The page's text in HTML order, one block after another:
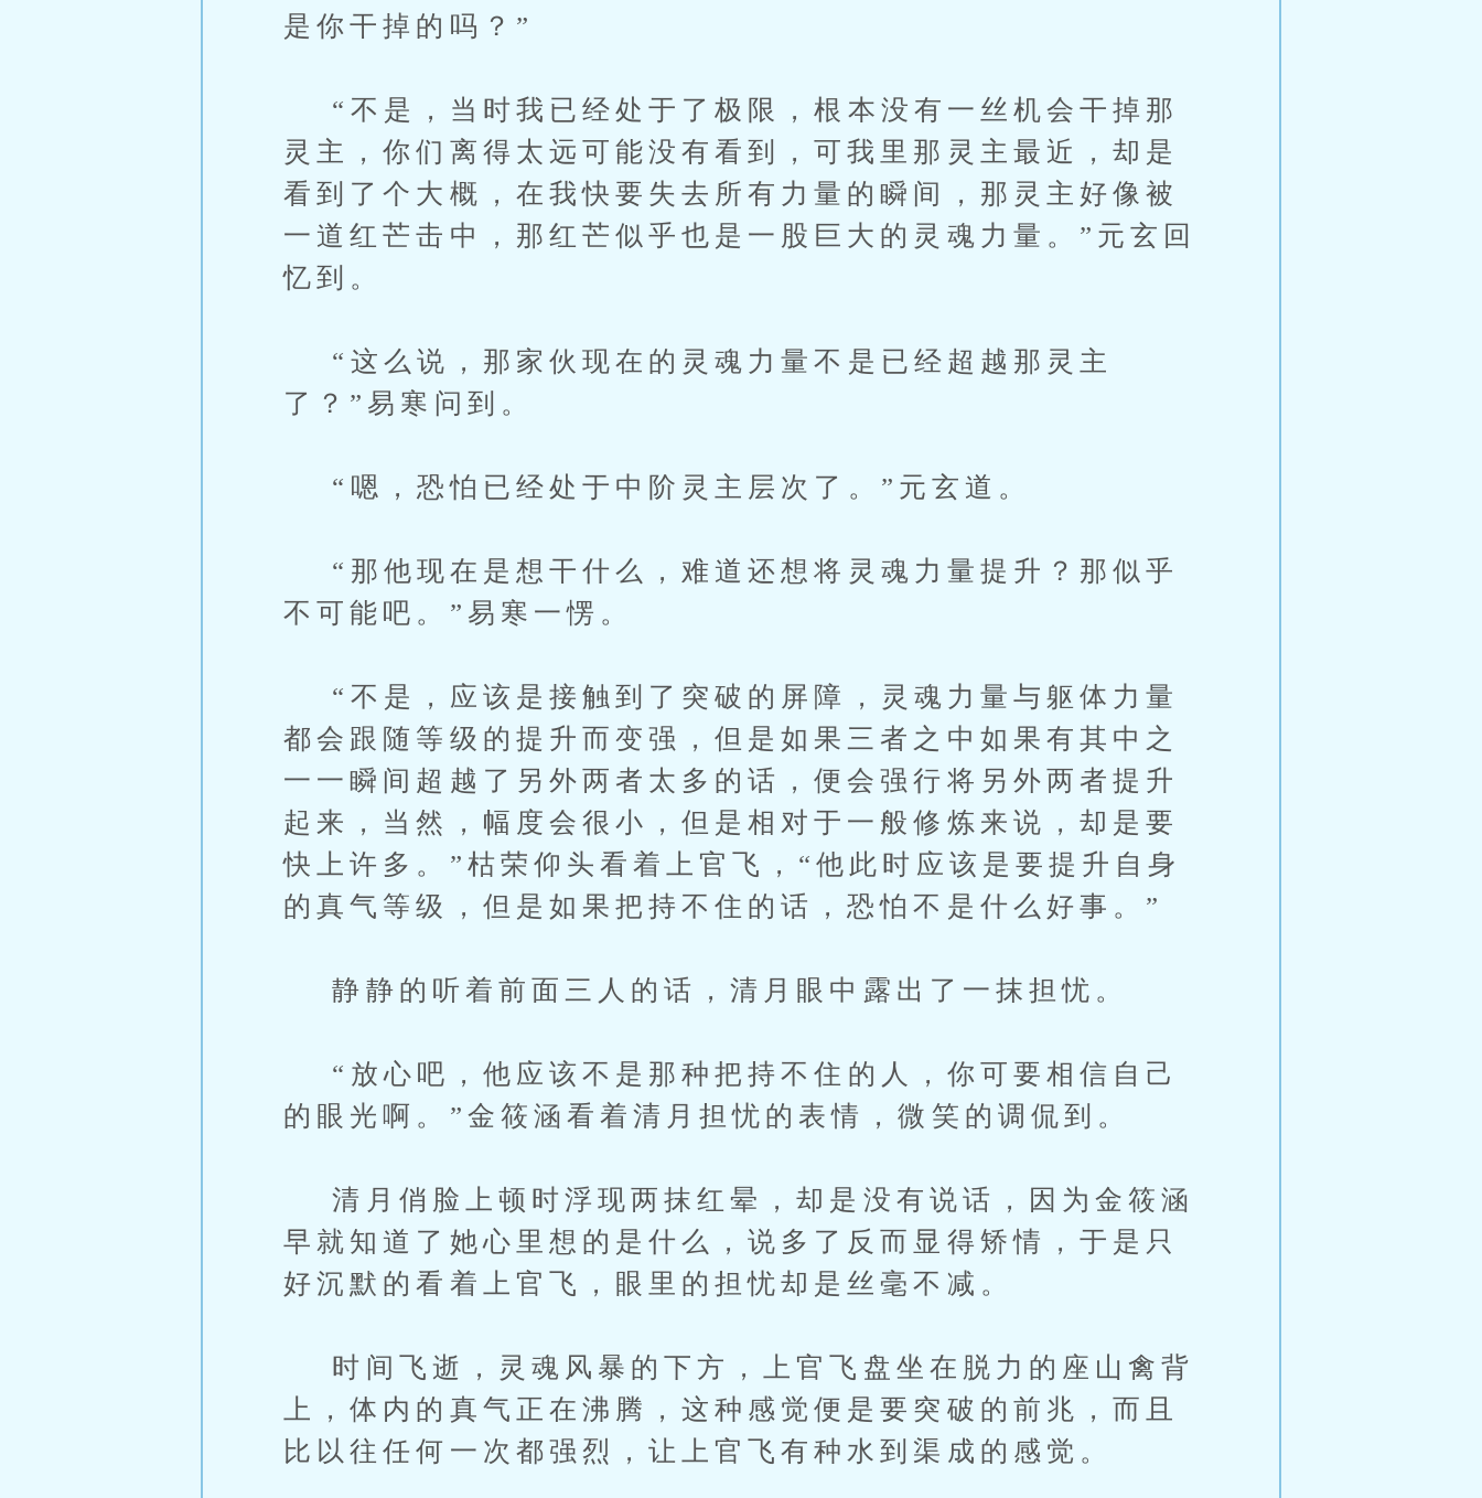
是你干掉的吗？”
“不是，当时我已经处于了极限，根本没有一丝机会干掉那
灵主，你们离得太远可能没有看到，可我里那灵主最近，却是
看到了个大概，在我快要失去所有力量的瞬间，那灵主好像被
一道红芒击中，那红芒似乎也是一股巨大的灵魂力量。”元玄回
忆到。
“这么说，那家伙现在的灵魂力量不是已经超越那灵主
了？”易寒问到。
“嗯，恐怕已经处于中阶灵主层次了。”元玄道。
“那他现在是想干什么，难道还想将灵魂力量提升？那似乎
不可能吧。”易寒一愣。
“不是，应该是接触到了突破的屏障，灵魂力量与躯体力量
都会跟随等级的提升而变强，但是如果三者之中如果有其中之
一一瞬间超越了另外两者太多的话，便会强行将另外两者提升
起来，当然，幅度会很小，但是相对于一般修炼来说，却是要
快上许多。”枯荣仰头看着上官飞，“他此时应该是要提升自身
的真气等级，但是如果把持不住的话，恐怕不是什么好事。”
静静的听着前面三人的话，清月眼中露出了一抹担忧。
“放心吧，他应该不是那种把持不住的人，你可要相信自己
的眼光啊。”金筱涵看着清月担忧的表情，微笑的调侃到。
清月俏脸上顿时浮现两抹红晕，却是没有说话，因为金筱涵
早就知道了她心里想的是什么，说多了反而显得矫情，于是只
好沉默的看着上官飞，眼里的担忧却是丝毫不减。
时间飞逝，灵魂风暴的下方，上官飞盘坐在脱力的座山禽背
上，体内的真气正在沸腾，这种感觉便是要突破的前兆，而且
比以往任何一次都强烈，让上官飞有种水到渠成的感觉。